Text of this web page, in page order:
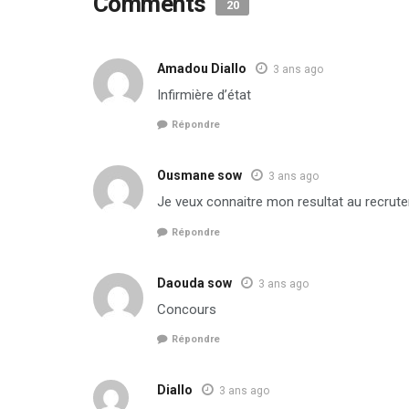
20
Amadou Diallo 3 ans ago
Infirmière d’état
Répondre
Ousmane sow 3 ans ago
Je veux connaitre mon resultat au
Répondre
Daouda sow 3 ans ago
Concours
Répondre
Diallo 3 ans ago